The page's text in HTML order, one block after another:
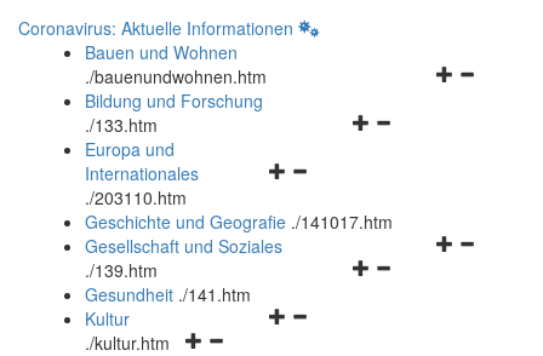
Coronavirus: Aktuelle Informationen
Bauen und Wohnen
./bauenundwohnen.htm
Navigationsmenü
Bildung und Forschung
./133.htm
Navigationsmenü
und
schließen
Europa und
Internationales
./203110.htm
Geschichte und Geografie ./141017.htm
Navigationsmenü
Gesellschaft und Soziales
./139.htm
Navigationsmenü
Gesundheit ./141.htm
Navigationsmenü
Kultur
./kultur.htm